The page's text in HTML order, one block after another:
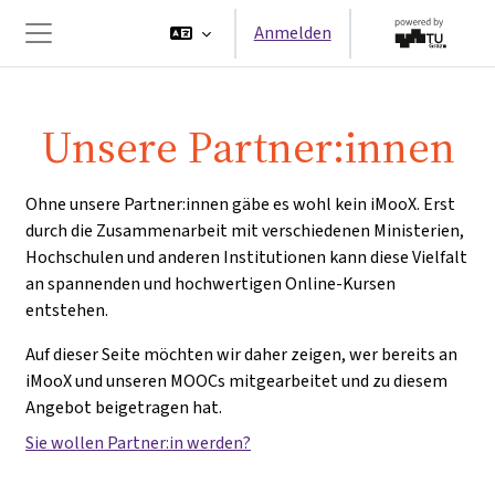
Website-Übersicht
Anmelden
Unsere Partner:innen
Ohne unsere Partner:innen gäbe es wohl kein iMooX. Erst
durch die Zusammenarbeit mit verschiedenen Ministerien,
Hochschulen und anderen Institutionen kann diese Vielfalt
an spannenden und hochwertigen Online-Kursen
entstehen.
Auf dieser Seite möchten wir daher zeigen, wer bereits an
iMooX und unseren MOOCs mitgearbeitet und zu diesem
Angebot beigetragen hat.
Sie wollen Partner:in werden?